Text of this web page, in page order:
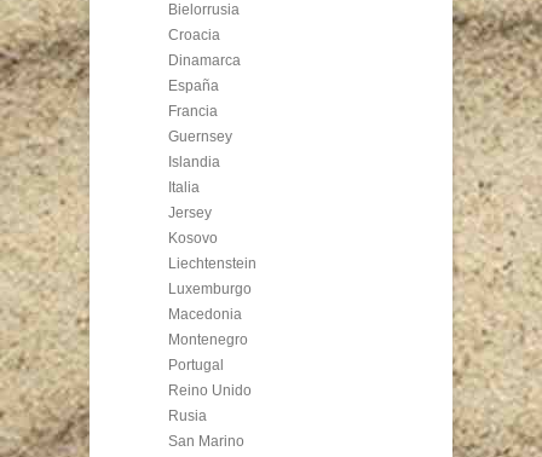
Bielorrusia
Croacia
Dinamarca
España
Francia
Guernsey
Islandia
Italia
Jersey
Kosovo
Liechtenstein
Luxemburgo
Macedonia
Montenegro
Portugal
Reino Unido
Rusia
San Marino